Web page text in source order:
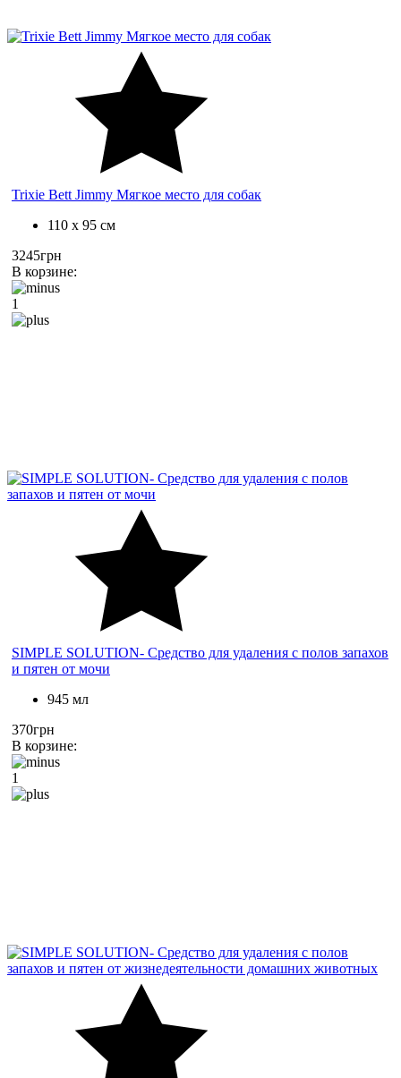
Trixie Bett Jimmy Мягкое место для собак
110 х 95 см
3245грн
В корзине:
1
SIMPLE SOLUTION- Средство для удаления с полов запахов
и пятен от мочи
945 мл
370грн
В корзине:
1